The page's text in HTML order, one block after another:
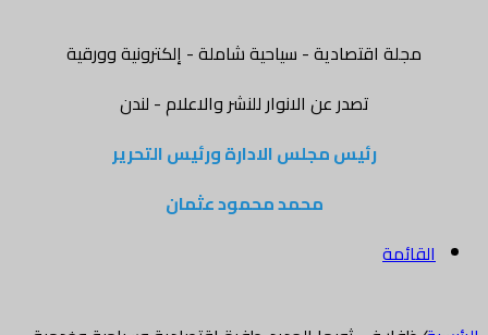
مجلة اقتصادية - سياحية شاملة - إلكترونية وورقية
تصدر عن الانوار للنشر والاعلام - لندن
رئيس مجلس الادارة ورئيس التحرير
محمد محمود عثمان
القائمة